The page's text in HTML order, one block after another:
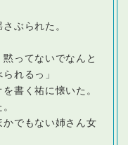
ぶられた。
黙ってないでなんと
れるっ」
書く祐に懐いた。
でもない姉さん女